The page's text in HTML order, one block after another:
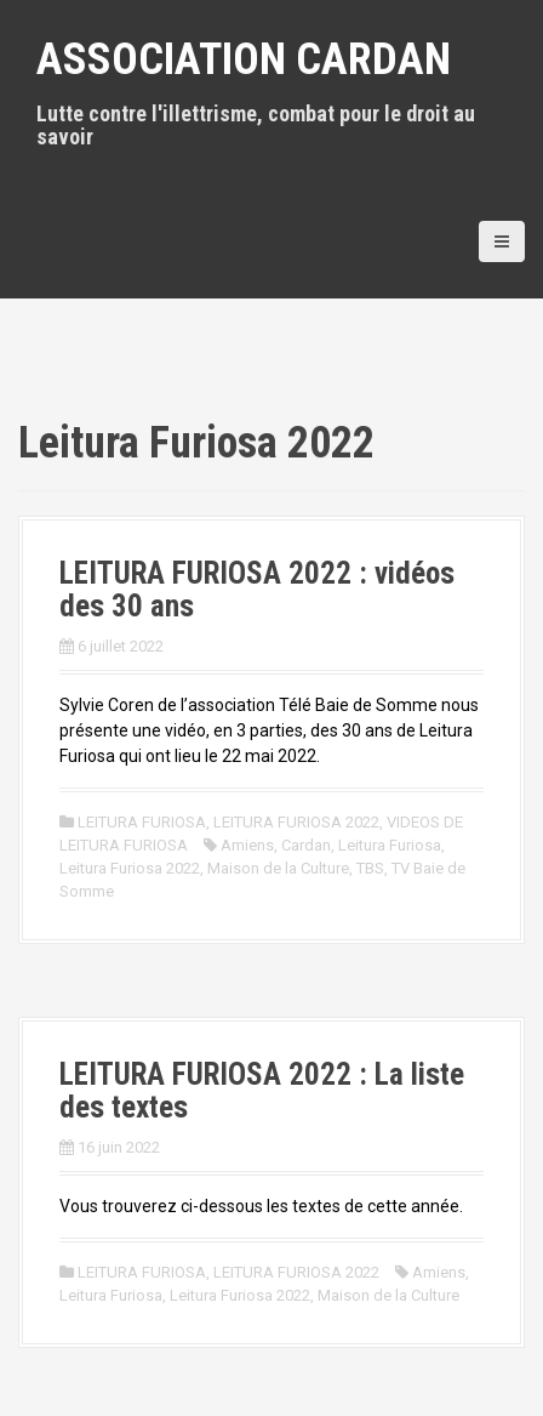
ASSOCIATION CARDAN
Lutte contre l'illettrisme, combat pour le droit au
savoir
Leitura Furiosa 2022
LEITURA FURIOSA 2022 : vidéos
des 30 ans
6 juillet 2022
Sylvie Coren de l’association Télé Baie de Somme nous
présente une vidéo, en 3 parties, des 30 ans de Leitura
Furiosa qui ont lieu le 22 mai 2022.
LEITURA FURIOSA, LEITURA FURIOSA 2022, VIDEOS DE
LEITURA FURIOSA
Amiens, Cardan, Leitura Furiosa,
Leitura Furiosa 2022, Maison de la Culture, TBS, TV Baie de
Somme
LEITURA FURIOSA 2022 : La liste
des textes
16 juin 2022
Vous trouverez ci-dessous les textes de cette année.
LEITURA FURIOSA, LEITURA FURIOSA 2022 Amiens,
Leitura Furiosa, Leitura Furiosa 2022, Maison de la Culture